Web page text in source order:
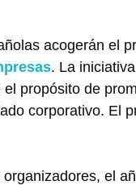
acogerán el
. La
propósito de
corporativo. El
el